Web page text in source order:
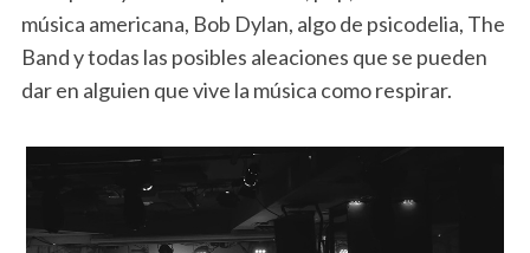
música americana, Bob Dylan, algo de psicodelia, The
Band y todas las posibles aleaciones que se pueden
dar en alguien que vive la música como respirar.